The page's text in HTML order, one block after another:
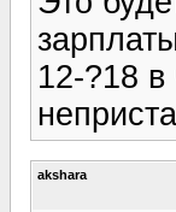
12-?18 в
akshara